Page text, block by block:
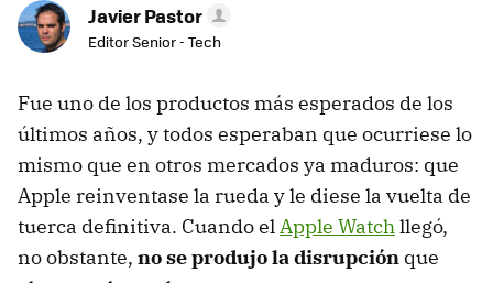
Javier Pastor
Editor Senior - Tech
Fue uno de los productos más esperados de los
últimos años, y todos esperaban que ocurriese lo
mismo que en otros mercados ya maduros: que
Apple reinventase la rueda y le diese la vuelta de
tuerca definitiva. Cuando elApple Watchllegó,
no obstante, no se produjo la disrupción que